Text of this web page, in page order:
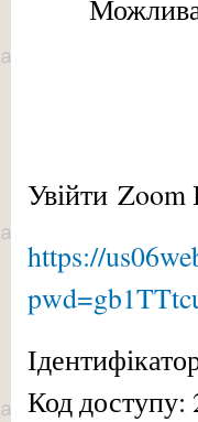
Можлива
Увійти Zoom
https://
Код доступу: